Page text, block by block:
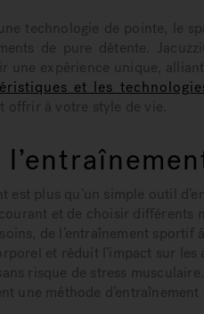
technologie de pointe, le
de pure détente.
une expérience unique,
et les
offrir à votre style de vie.
plus qu’un simple outil
et de choisir différents
de l’entraînement sportif
et réduit l’impact sur
risque de stress
une méthode d’entraînement